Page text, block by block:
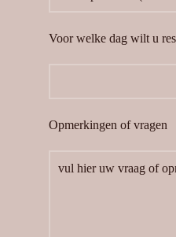
Voor welke dag wilt u
Opmerkingen of vragen